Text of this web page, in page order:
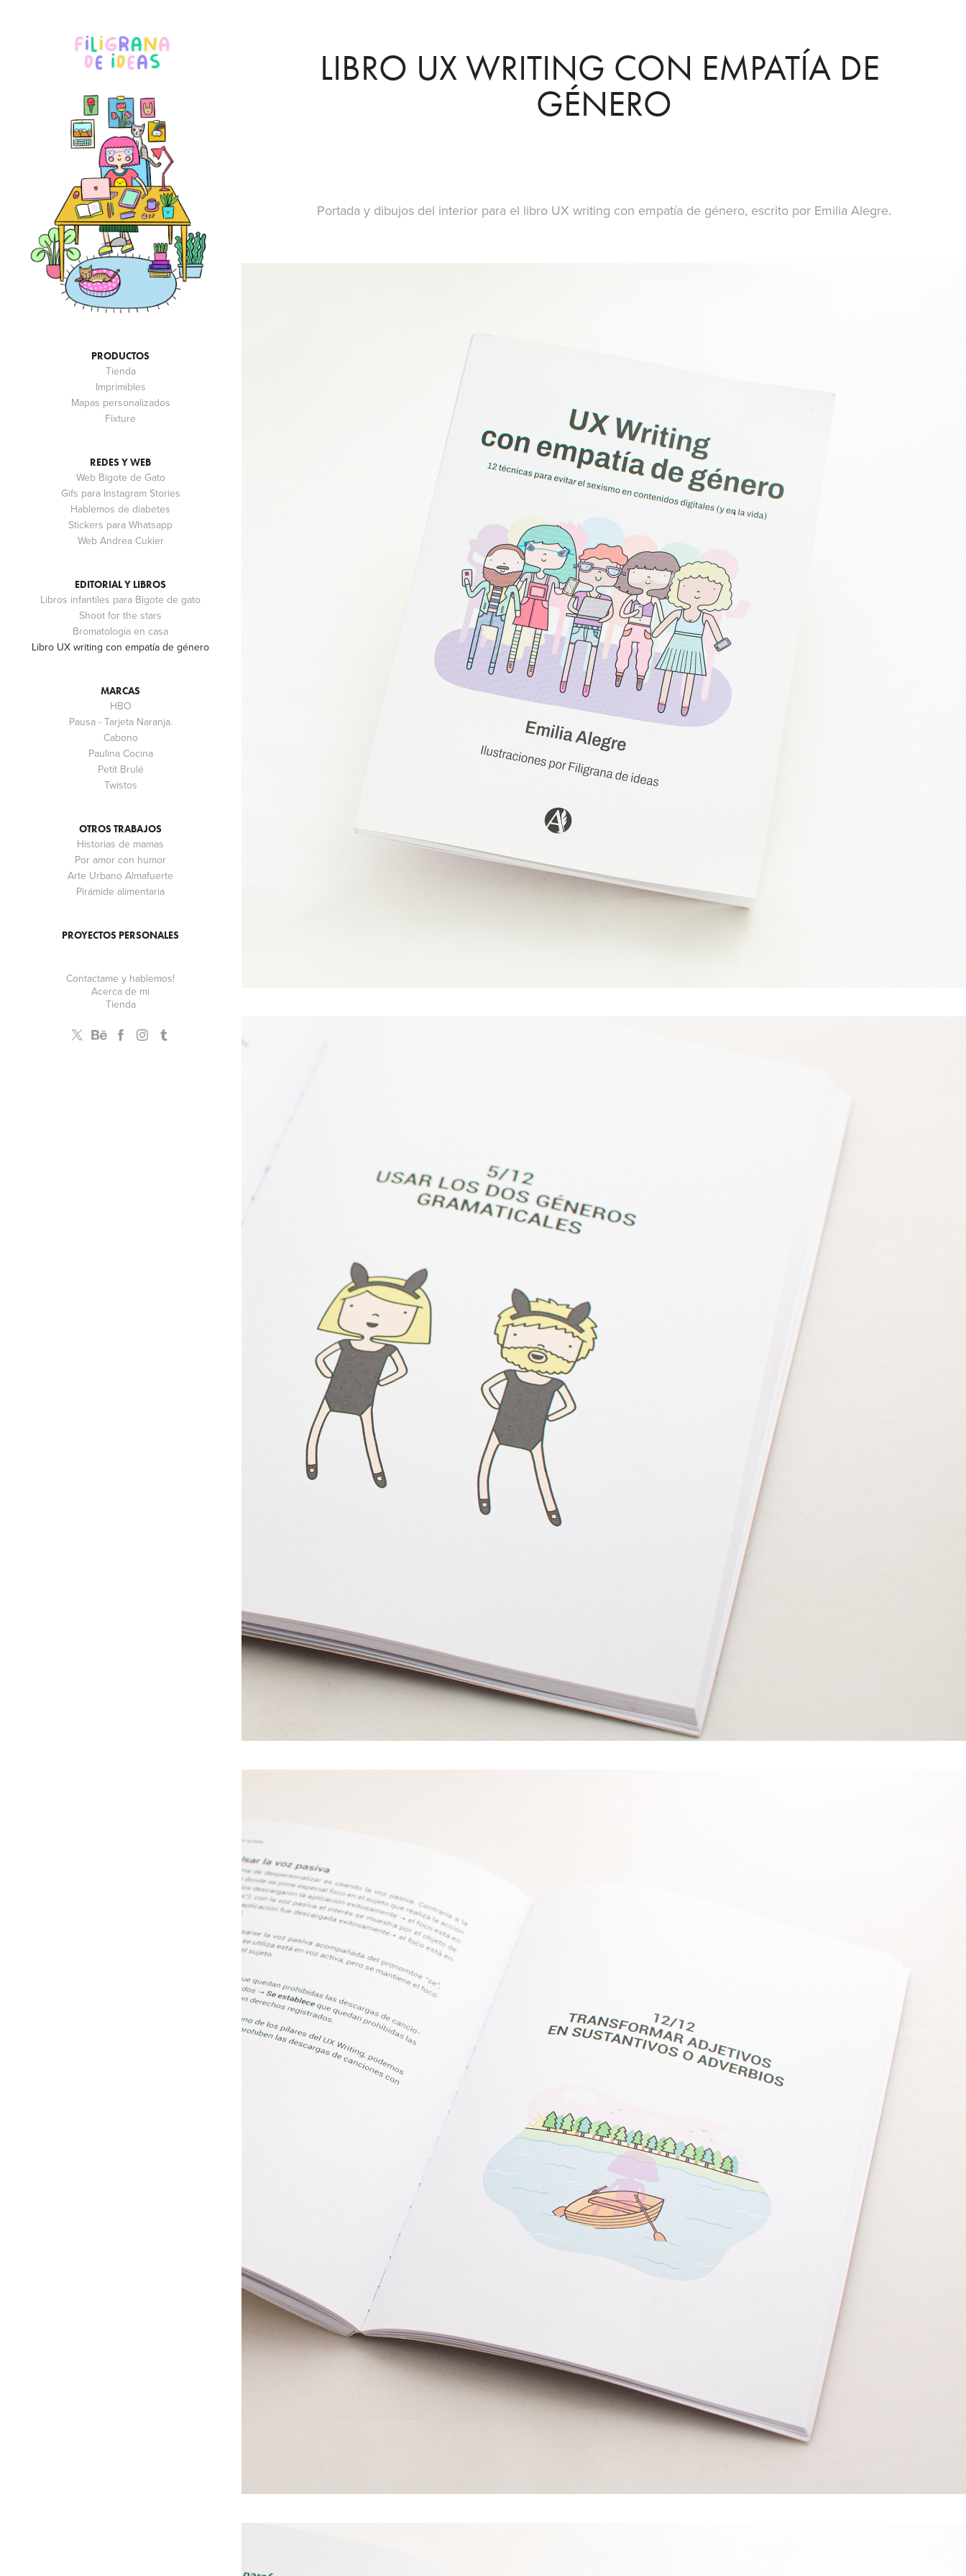
PRODUCTOS
Tienda
Imprimibles
Mapas personalizados
Fixture
REDES Y WEB
Web Bigote de Gato
Gifs para Instagram Stories
Hablemos de diabetes
Stickers para Whatsapp
Web Andrea Cukier
EDITORIAL Y LIBROS
Libros infantiles para Bigote de gato
Shoot for the stars
Bromatología en casa
Libro UX writing con empatía de género
MARCAS
HBO
Pausa - Tarjeta Naranja.
Cabono
Paulina Cocina
Petit Brulé
Twistos
OTROS TRABAJOS
Historias de mamas
Por amor con humor
Arte Urbano Almafuerte
Pirámide alimentaria
PROYECTOS PERSONALES
Contactame y hablemos!
Acerca de mi
Tienda
LIBRO UX WRITING CON EMPATÍA DE
GÉNERO
Portada y dibujos del interior para el libro UX writing con empatía de género, escrito por Emilia Alegre.